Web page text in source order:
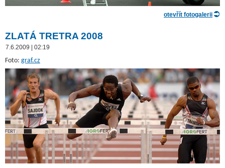
otevřít fotogalerii
ZLATÁ TRETRA 2008
7.6.2009 | 02:19
Foto: graf.cz